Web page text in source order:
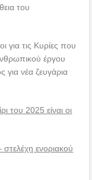
του
για τις Κυρίες που
έργου
για νέα ζευγάρια
του 2025 είναι οι
στελέχη ενοριακού